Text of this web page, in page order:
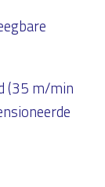
(35 m/min